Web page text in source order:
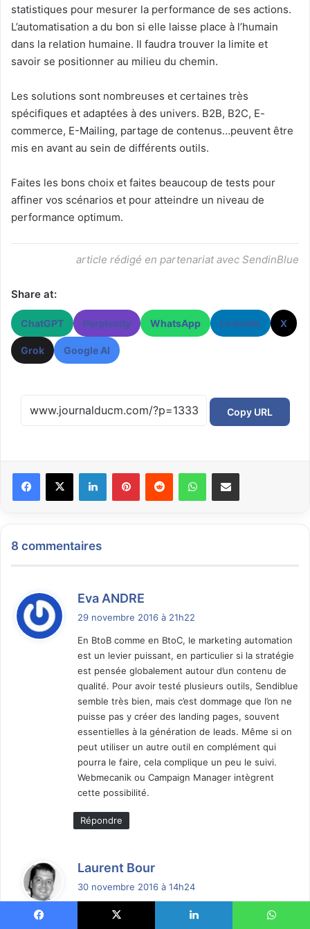
statistiques pour mesurer la performance de ses actions.
L’automatisation a du bon si elle laisse place à l’humain
dans la relation humaine. Il faudra trouver la limite et
savoir se positionner au milieu du chemin.
Les solutions sont nombreuses et certaines très
spécifiques et adaptées à des univers. B2B, B2C, E-
commerce, E-Mailing, partage de contenus…peuvent être
mis en avant au sein de différents outils.
Faites les bons choix et faites beaucoup de tests pour
affiner vos scénarios et pour atteindre un niveau de
performance optimum.
article rédigé en partenariat avec SendinBlue
Share at:
ChatGPT Perplexity WhatsApp LinkedIn X
Grok Google AI
Copy URL
8 commentaires
Eva ANDRE
:
29 novembre 2016 à 21h22
En BtoB comme en BtoC, le marketing automation
est un levier puissant, en particulier si la stratégie
est pensée globalement autour d’un contenu de
qualité. Pour avoir testé plusieurs outils, Sendiblue
semble très bien, mais c’est dommage que l’on ne
puisse pas y créer des landing pages, souvent
essentielles à la génération de leads. Même si on
peut utiliser un autre outil en complément qui
pourra le faire, cela complique un peu le suivi.
Webmecanik ou Campaign Manager intègrent
cette possibilité.
Répondre
Laurent Bour
30 novembre 2016 à 14h24
Merci pour ce commentaire Eva.